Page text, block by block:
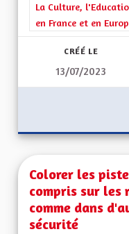
Filtrer les résultats
La Culture,
en France et en
CRÉÉ LE
13/07/2023
Colorer les
compris sur les
comme dans
sécurité